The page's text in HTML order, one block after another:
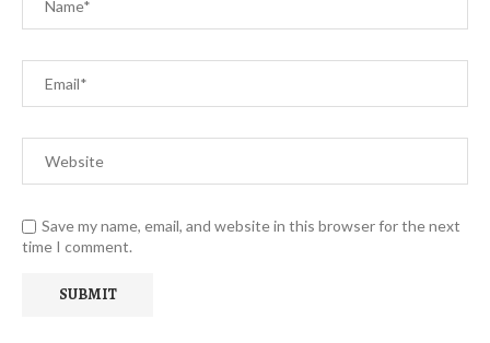
Save my name, email, and website in this browser for the next
time I comment.